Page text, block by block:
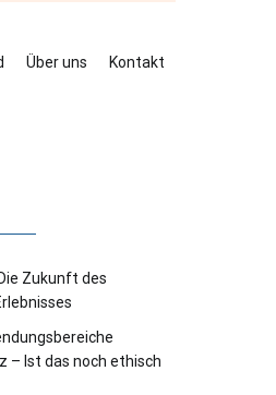
Über uns Kontakt
Zukunft des
– Ist das noch ethisch